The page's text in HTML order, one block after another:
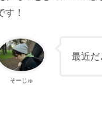
す！
そーじゅ
最近だ